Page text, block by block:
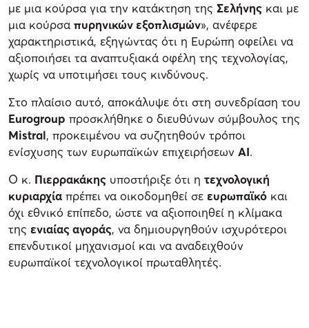
με μια κούρσα για την κατάκτηση της Σελήνης και με
μια κούρσα πυρηνικών εξοπλισμών», ανέφερε
χαρακτηριστικά, εξηγώντας ότι η Ευρώπη οφείλει να
αξιοποιήσει τα αναπτυξιακά οφέλη της τεχνολογίας,
χωρίς να υποτιμήσει τους κινδύνους.
Στο πλαίσιο αυτό, αποκάλυψε ότι στη συνεδρίαση του
Eurogroup προσκλήθηκε ο διευθύνων σύμβουλος της
Mistral, προκειμένου να συζητηθούν τρόποι
ενίσχυσης των ευρωπαϊκών επιχειρήσεων AI.
Ο κ. Πιερρακάκης υποστήριξε ότι η τεχνολογική
κυριαρχία πρέπει να οικοδομηθεί σε ευρωπαϊκό και
όχι εθνικό επίπεδο, ώστε να αξιοποιηθεί η κλίμακα
της ενιαίας αγοράς, να δημιουργηθούν ισχυρότεροι
επενδυτικοί μηχανισμοί και να αναδειχθούν
ευρωπαϊκοί τεχνολογικοί πρωταθλητές.